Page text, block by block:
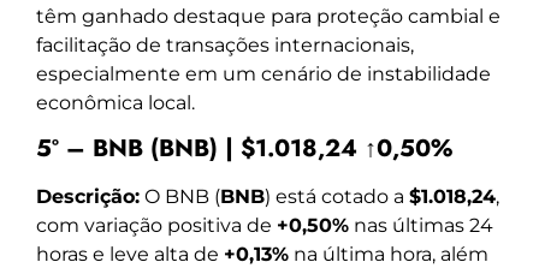
têm ganhado destaque para proteção cambial e
facilitação de transações internacionais,
especialmente em um cenário de instabilidade
econômica local.
5º – BNB (BNB) | $1.018,24 ↑0,50%
Descrição: O BNB (BNB) está cotado a $1.018,24,
com variação positiva de +0,50% nas últimas 24
horas e leve alta de +0,13% na última hora, além